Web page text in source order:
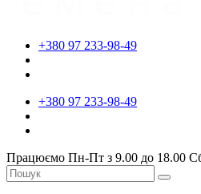
+380 97 233-98-49
+380 97 233-98-49
Працюємо Пн-Пт з 9.00 до 18.00